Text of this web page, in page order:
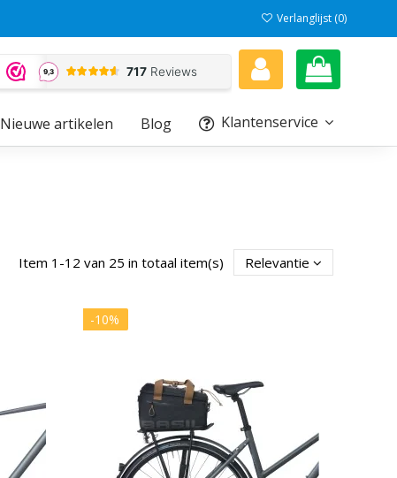
Verlanglijst (0)
Klantenservice
Blog
Nieuwe artikelen
Item 1-12 van 25 in totaal item(s) Relevantie
-10%